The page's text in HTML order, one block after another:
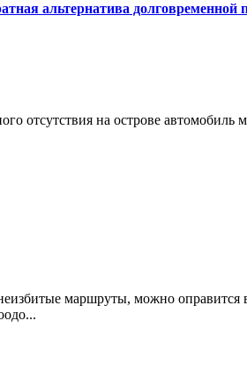
альтернатива долговременной
отсутствия на острове
маршруты, можно оправится